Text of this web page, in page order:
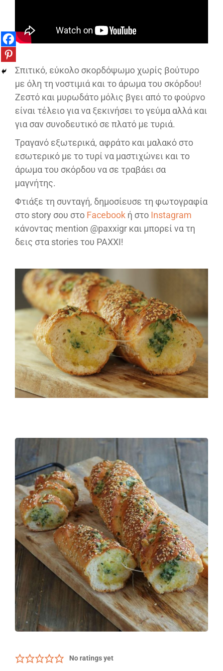
Σπιτικό, εύκολο σκορδόψωμο χωρίς βούτυρο
με όλη τη νοστιμιά και το άρωμα του σκόρδου!
Ζεστό και μυρωδάτο μόλις βγει από το φούρνο
είναι τέλειο για να ξεκινήσει το γεύμα αλλά και
για σαν συνοδευτικό σε πλατό με τυριά.
Τραγανό εξωτερικά, αφράτο και μαλακό στο
εσωτερικό με το τυρί να μαστιχώνει και το
άρωμα του σκόρδου να σε τραβάει σα
μαγνήτης.
Φτιάξε τη συνταγή, δημοσίευσε τη φωτογραφία
στο story σου στο Facebook ή στο Instagram
κάνοντας mention @paxxigr και μπορεί να τη
δεις στα stories του PAXXI!
No ratings yet